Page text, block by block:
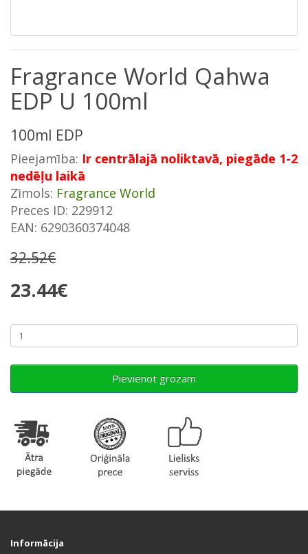
Fragrance World Qahwa
EDP U 100ml
100ml EDP
Pieejamība: Ir centrālajā noliktavā, piegāde 1-2
nedēļu laikā
Zīmols: Fragrance World
Preces ID: 229912
EAN: 6290360374048
32.52€
23.44€
Pievienot grozam
Informācija